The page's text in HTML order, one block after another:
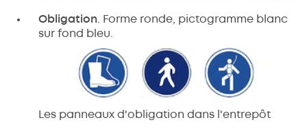
Obligation . Forme ronde, pictogramme blanc
sur fond bleu.
Les panneaux d'obligation dans l'entrepôt